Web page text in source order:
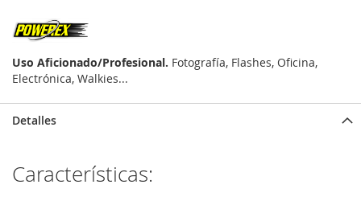
Uso Aficionado/Profesional. Fotografía, Flashes, Oficina,
Electrónica, Walkies...
Detalles
Características: